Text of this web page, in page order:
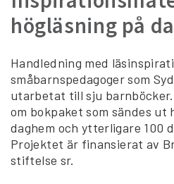
högläsning på
Handledning med
småbarnspedagoger som
utarbetat till sju barnböcker.
om bokpaket som sändes ut
daghem och ytterligare 100
Projektet är finansierat av
stiftelse sr.